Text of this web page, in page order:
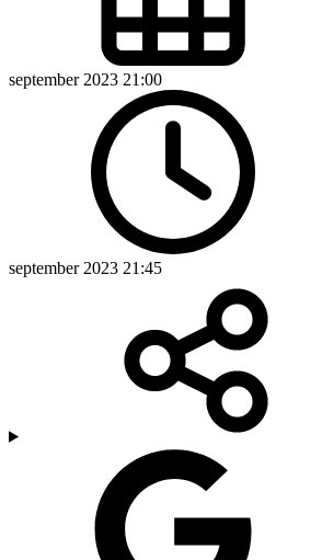
september 2023 21:00
september 2023 21:45